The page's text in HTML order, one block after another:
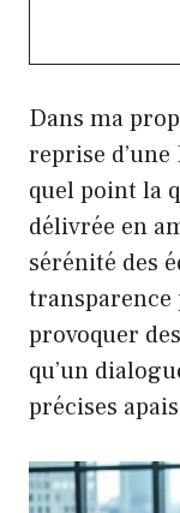
Dans ma
reprise d’une
quel point la
délivrée en
sérénité des
provoquer
qu’un
précises